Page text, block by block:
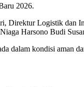
2026.
Direktur Logistik dan
Harsono Budi
dalam kondisi aman